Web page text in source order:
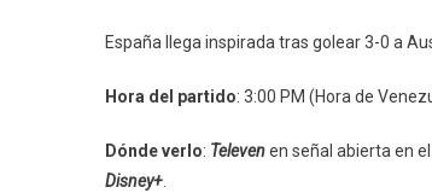
España llega inspirada tras golear 3-0 a
Hora del partido: 3:00 PM (Hora de
Dónde verlo: Televenen señal abierta en
Disney+.